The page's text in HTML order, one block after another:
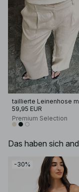
59,95 EUR
Premium Selection
Das haben sich
-30%